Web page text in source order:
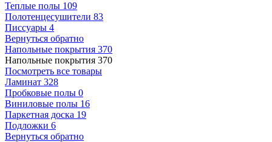
Теплые полы 109
Полотенцесушители 83
Писсуары 4
Вернуться обратно
Напольные покрытия 370
Напольные покрытия 370
Посмотреть все товары
Ламинат 328
Пробковые полы 0
Виниловые полы 16
Паркетная доска 19
Подложки 6
Вернуться обратно